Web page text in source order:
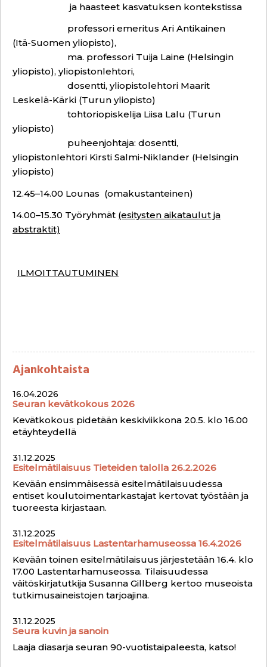
ja haasteet kasvatuksen kontekstissa
professori emeritus Ari Antikainen
(Itä-Suomen yliopisto),
ma. professori Tuija Laine (Helsingin
yliopisto), yliopistonlehtori,
dosentti, yliopistolehtori Maarit
Leskelä-Kärki (Turun yliopisto)
tohtoriopiskelija Liisa Lalu (Turun
yliopisto)
puheenjohtaja: dosentti,
yliopistonlehtori Kirsti Salmi-Niklander (Helsingin
yliopisto)
12.45–14.00 Lounas (omakustanteinen)
14.00–15.30 Työryhmät (esitysten aikataulut ja
abstraktit)
ILMOITTAUTUMINEN
Ajankohtaista
16.04.2026
Seuran kevätkokous 2026
Kevätkokous pidetään keskiviikkona 20.5. klo 16.00
etäyhteydellä
31.12.2025
Esitelmätilaisuus Tieteiden talolla 26.2.2026
Kevään ensimmäisessä esitelmätilaisuudessa
entiset koulutoimentarkastajat kertovat työstään ja
tuoreesta kirjastaan.
31.12.2025
Esitelmätilaisuus Lastentarhamuseossa 16.4.2026
Kevään toinen esitelmätilaisuus järjestetään 16.4. klo
17.00 Lastentarhamuseossa. Tilaisuudessa
väitöskirjatutkija Susanna Gillberg kertoo museoista
tutkimusaineistojen tarjoajina.
31.12.2025
Seura kuvin ja sanoin
Laaja diasarja seuran 90-vuotistaipaleesta, katso!